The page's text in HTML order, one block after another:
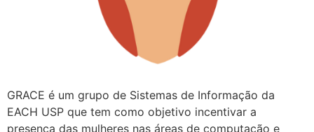
GRACE é um grupo de Sistemas de Informação da
EACH USP que tem como objetivo incentivar a
presença das mulheres nas áreas de computação e